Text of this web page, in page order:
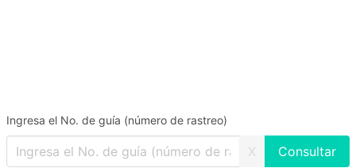
Ingresa el No. de guía (número de rastreo)
X